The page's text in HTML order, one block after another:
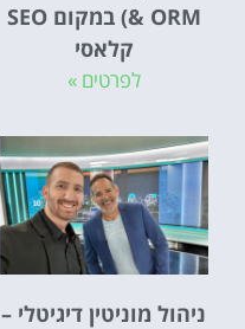
& ORM) במקום SEO
קלאסי
לפרטים »
ניהול מוניטין דיגיטלי –